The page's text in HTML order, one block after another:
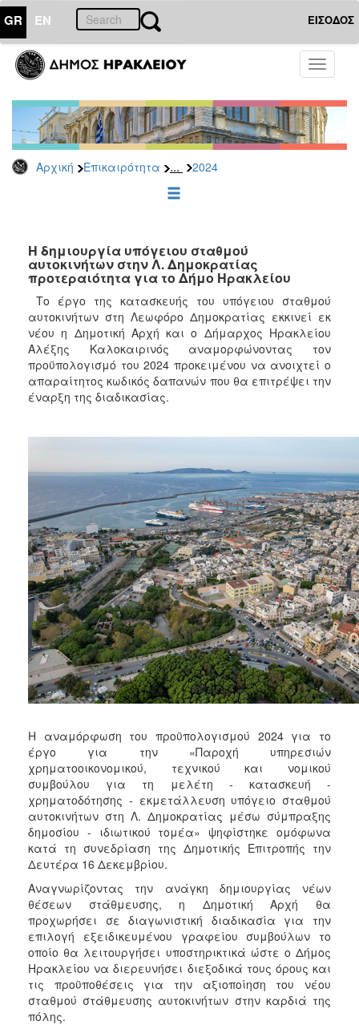
GR EN ΕΙΣΟΔΟΣ
Toggle
Αρχική Επικαιρότητα ... 2024
ΕΠΙΚΑΙΡΟΤΗΤΑ
Τύπου
Αρχείο
2026
2025
2022
2021
2020
2019
2018
2017
2016
2013
2010
2006
ΔΗΜΟΤΗΣ
ΕΠΙΣΚΕΠΤΗΣ
ΗΡΑΚΛΕΙΟ
Η δημιουργία υπόγειου σταθμού
αυτοκινήτων στην Λ. Δημοκρατίας
προτεραιότητα για το Δήμο Ηρακλείου
Το έργο της κατασκευής του υπόγειου σταθμού
αυτοκινήτων στη Λεωφόρο Δημοκρατίας εκκινεί εκ
νέου η Δημοτική Αρχή και ο Δήμαρχος Ηρακλείου
Αλέξης Καλοκαιρινός αναμορφώνοντας τον
προϋπολογισμό του 2024 προκειμένου να ανοιχτεί ο
απαραίτητος κωδικός δαπανών που θα επιτρέψει την
έναρξη της διαδικασίας.
Η αναμόρφωση του προϋπολογισμού 2024 για το
έργο για την «Παροχή υπηρεσιών
χρηματοοικονομικού, τεχνικού και νομικού
συμβούλου για τη μελέτη - κατασκευή -
χρηματοδότησης - εκμετάλλευση υπόγειο σταθμού
αυτοκινήτων στη Λ. Δημοκρατίας μέσω σύμπραξης
δημοσίου - ιδιωτικού τομέα» ψηφίστηκε ομόφωνα
κατά τη συνεδρίαση της Δημοτικής Επιτροπής την
Δευτέρα 16 Δεκεμβρίου.
Αναγνωρίζοντας την ανάγκη δημιουργίας νέων
θέσεων στάθμευσης, η Δημοτική Αρχή θα
προχωρήσει σε διαγωνιστική διαδικασία για την
επιλογή εξειδικευμένου γραφείου συμβούλων το
οποίο θα λειτουργήσει υποστηρικτικά ώστε ο Δήμος
Ηρακλείου να διερευνήσει διεξοδικά τους όρους και
τις προϋποθέσεις για την αξιοποίηση του νέου
σταθμού στάθμευσης αυτοκινήτων στην καρδιά της
πόλης.